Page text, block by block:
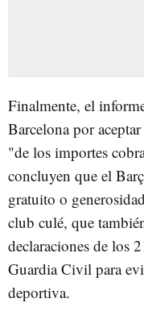
Finalmente, el
Barcelona por
"de los importes
concluyen que el
gratuito o
club culé, que
declaraciones de los
Guardia Civil para
deportiva.